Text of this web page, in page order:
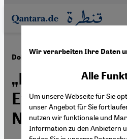
Direkt zum Inhalt springen
Dokumentarfilm „‘Til Kingdom
„Dein Reich
Evangelikalen
Nahostkonflikt
Wir verarbeiten Ihre Daten
Alle
Um unsere Webseite für Sie
unser Angebot für Sie
nutzen wir funktionale und
Information zu den Anbietern